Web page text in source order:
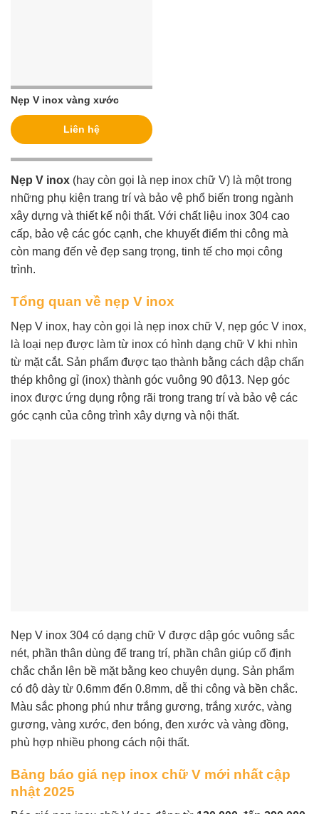
Nẹp V inox vàng xước
Liên hệ
Nẹp V inox (hay còn gọi là nẹp inox chữ V) là một trong
những phụ kiện trang trí và bảo vệ phổ biến trong ngành
xây dựng và thiết kế nội thất. Với chất liệu inox 304 cao
cấp, bảo vệ các góc cạnh, che khuyết điểm thi công mà
còn mang đến vẻ đẹp sang trọng, tinh tế cho mọi công
trình.
Tổng quan về nẹp V inox
Nẹp V inox, hay còn gọi là nẹp inox chữ V, nẹp góc V inox,
là loại nẹp được làm từ inox có hình dạng chữ V khi nhìn
từ mặt cắt. Sản phẩm được tạo thành bằng cách dập chấn
thép không gỉ (inox) thành góc vuông 90 độ13. Nẹp góc
inox được ứng dụng rộng rãi trong trang trí và bảo vệ các
góc cạnh của công trình xây dựng và nội thất.
Nẹp V inox 304 có dạng chữ V được dập góc vuông sắc
nét, phần thân dùng để trang trí, phần chân giúp cố định
chắc chắn lên bề mặt bằng keo chuyên dụng. Sản phẩm
có độ dày từ 0.6mm đến 0.8mm, dễ thi công và bền chắc.
Màu sắc phong phú như trắng gương, trắng xước, vàng
gương, vàng xước, đen bóng, đen xước và vàng đồng,
phù hợp nhiều phong cách nội thất.
Bảng báo giá nẹp inox chữ V mới nhất cập
nhật 2025